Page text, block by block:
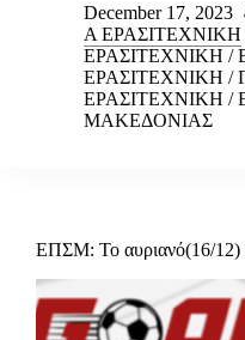
December 17, 2023
Α ΕΡΑΣΙΤΕΧΝΙΚΗ
ΕΡΑΣΙΤΕΧΝΙΚΗ /
ΕΡΑΣΙΤΕΧΝΙΚΗ /
ΕΡΑΣΙΤΕΧΝΙΚΗ /
ΜΑΚΕΔΟΝΙΑΣ
ΕΠΣΜ: Το αυριανό(16/12)